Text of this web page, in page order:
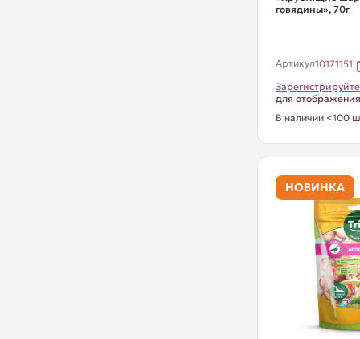
говядины», 70г
Артикул10171151
для
В наличии <100
НОВИНКА